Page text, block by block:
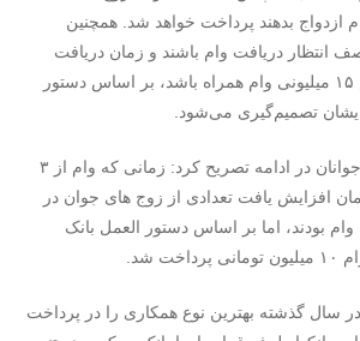
ازدواج بدهند پرداخت خواهد شد. همچنین
انتظار دریافت وام باشند و زمان دریافت
وام‌شان با پرداخت رقم ۱۵ میلیونی وام همراه باشد، بر اساس دستور
تصمیم‌گیری می‌شود.
معاون ساماندهی امور جوانان در ادامه تصریح کرد: زمانی که وام از ۳
میلیون تومان افزایش یافت تعدادی از زوج های جوان در
بودند، اما بر اساس دستور العمل بانک
شد.
در سال گذشته بهترین نوع همکاری را در پرداخت